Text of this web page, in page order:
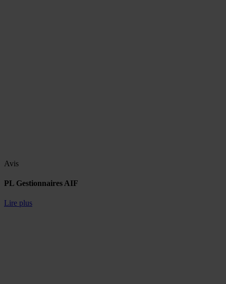
Avis
PL Gestionnaires AIF
Lire plus